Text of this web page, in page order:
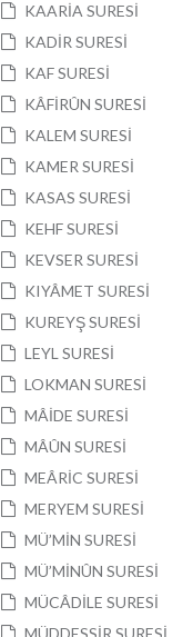
KAARİA SURESİ
KADİR SURESİ
KAF SURESİ
KÂFİRÛN SURESİ
KALEM SURESİ
KAMER SURESİ
KASAS SURESİ
KEHF SURESİ
KEVSER SURESİ
KIYÂMET SURESİ
KUREYŞ SURESİ
LEYL SURESİ
LOKMAN SURESİ
MÂİDE SURESİ
MÂÛN SURESİ
MEÂRİC SURESİ
MERYEM SURESİ
MÜ’MİN SURESİ
MÜ’MİNÛN SURESİ
MÜCÂDİLE SURESİ
MÜDDESSİR SURESİ